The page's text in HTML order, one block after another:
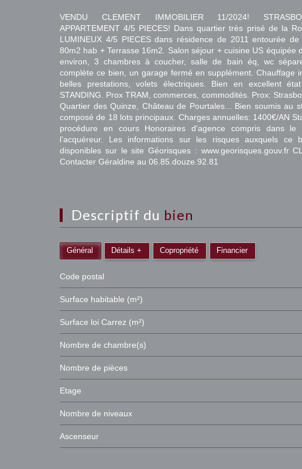
VENDU CLEMENT IMMOBILIER 11/2024!
APPARTEMENT 4/5 PIECES! Dans quartier très prisé de la
LUMINEUX 4/5 PIECES dans résidence de 2011 entourée
80m2 hab + Terrasse 16m2. Salon séjour + cuisine US équipée
environ, 3 chambres à coucher, salle de bain éq, wc
complète ce bien, un garage fermé en supplément. Chauffage
belles prestations, volets électriques. Bien en excellent
STANDING. Prox TRAM, commerces, commodités. Prox:
Quartier des Quinze, Château de Pourtales... Bien soumis au
composé de 18 lots principaux. Charges annuelles: 1400€/AN
procédure en cours Honoraires d'agence compris dans
l’acquéreur. Les informations sur les risques auxquels ce
disponibles sur le site Géorisques : www.georisques.gouv.fr
Contacter Géraldine au 06.85.douze.92.81
descriptif du bien
Général Détails + Copropriété Financier
Code postal
Surface habitable (m²)
Surface loi Carrez (m²)
Nombre de chambre(s)
Nombre de pièces
Etage
Nombre de niveaux
Ascenseur